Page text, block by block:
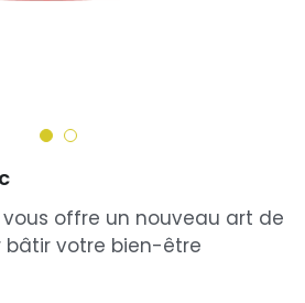
offre un nouveau art de
votre bien-être